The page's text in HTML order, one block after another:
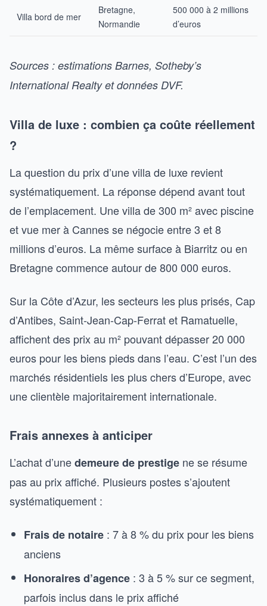
Villa bord de mer
Bretagne,
Normandie
500 000 à 2 millions
d’euros
Sources : estimations Barnes, Sotheby’s
International Realty et données DVF.
Villa de luxe : combien ça coûte réellement
?
La question du prix d’une villa de luxe revient
systématiquement. La réponse dépend avant tout
de l’emplacement. Une villa de 300 m² avec piscine
et vue mer à Cannes se négocie entre 3 et 8
millions d’euros. La même surface à Biarritz ou en
Bretagne commence autour de 800 000 euros.
Sur la Côte d’Azur, les secteurs les plus prisés, Cap
d’Antibes, Saint-Jean-Cap-Ferrat et Ramatuelle,
affichent des prix au m² pouvant dépasser 20 000
euros pour les biens pieds dans l’eau. C’est l’un des
marchés résidentiels les plus chers d’Europe, avec
une clientèle majoritairement internationale.
Frais annexes à anticiper
L’achat d’unedemeure de prestige ne se résume
pas au prix affiché. Plusieurs postes s’ajoutent
systématiquement :
Frais de notaire : 7 à 8 % du prix pour les biens
anciens
Honoraires d’agence : 3 à 5 % sur ce segment,
parfois inclus dans le prix affiché